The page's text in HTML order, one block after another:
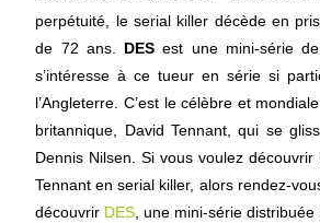
perpétuité, le serial killer décède en
de 72 ans. DES est une mini-série
s’intéresse à ce tueur en série si
l’Angleterre. C’est le célèbre et
britannique, David Tennant, qui se
Dennis Nilsen. Si vous voulez
Tennant en serial killer, alors rendez-
découvrir DES , une mini-série